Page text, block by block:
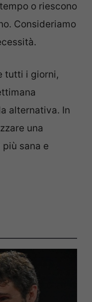
o riescono
Consideriamo
tutti i giorni,
alternativa. In
una
sana e